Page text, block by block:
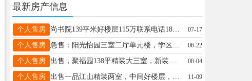
最新房产信息
个人售房 尚书院139平米好楼层115万联系电话18831979144 07-17
个人售房 急售：阳光怡园三室二厅单元楼，学区房，简装，满五唯一，公摊小，得房率高，价格优惠。联系电话：13103195968 06-22
个人售房 出售，聚福园138平精装大三室，新装修，房本满五唯一，报价70万，首付10万就行，看房电话19831372010 08-04
个人售房 出售一品江山精装两室，中间好楼层，价格可谈，非诚勿扰。电话13933935789（微信同号） 11-09